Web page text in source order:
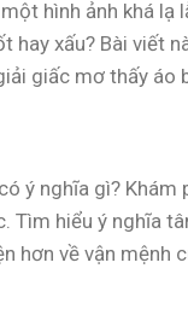
hình ảnh khá
hay xấu? Bài viết
giấc mơ thấy áo
ý nghĩa gì?
Tìm hiểu ý nghĩa
hơn về vận mệnh